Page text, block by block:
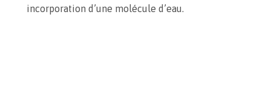
incorporation d’une molécule d’eau.